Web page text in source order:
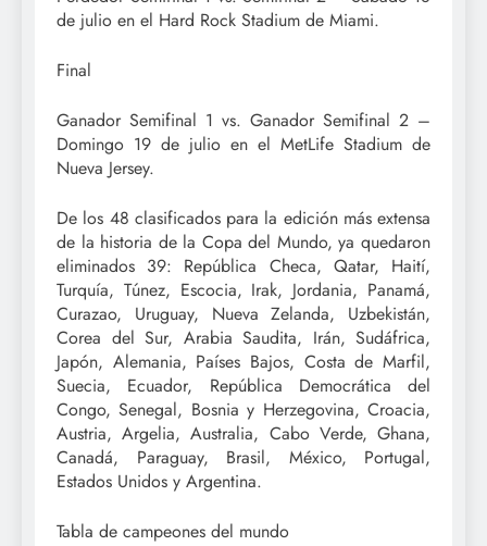
de julio en el Hard Rock Stadium de Miami.
Final
Ganador Semifinal 1 vs. Ganador Semifinal 2 –
Domingo 19 de julio en el MetLife Stadium de
Nueva Jersey.
De los 48 clasificados para la edición más extensa
de la historia de la Copa del Mundo, ya quedaron
eliminados 39: República Checa, Qatar, Haití,
Turquía, Túnez, Escocia, Irak, Jordania, Panamá,
Curazao, Uruguay, Nueva Zelanda, Uzbekistán,
Corea del Sur, Arabia Saudita, Irán, Sudáfrica,
Japón, Alemania, Países Bajos, Costa de Marfil,
Suecia, Ecuador, República Democrática del
Congo, Senegal, Bosnia y Herzegovina, Croacia,
Austria, Argelia, Australia, Cabo Verde, Ghana,
Canadá, Paraguay, Brasil, México, Portugal,
Estados Unidos y Argentina.
Tabla de campeones del mundo